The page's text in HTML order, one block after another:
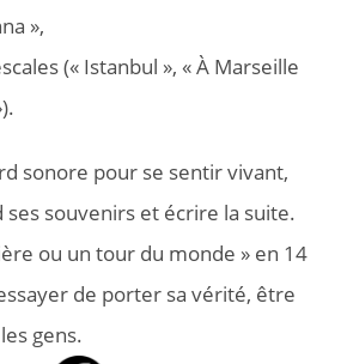
»,
(« Istanbul », « À Marseille
sonore pour se sentir vivant,
souvenirs et écrire la suite.
ou un tour du monde » en 14
de porter sa vérité, être
gens.